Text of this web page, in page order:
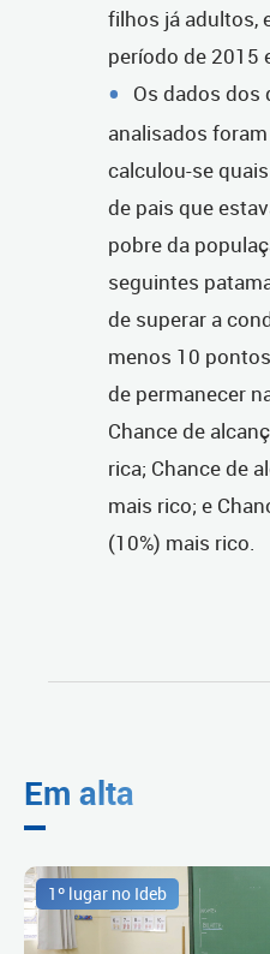
filhos já adultos,
período de 2015
Os dados dos
analisados
calculou-se
de pais que
pobre da
seguintes
de superar a
menos 10
de permanecer
Chance de
rica; Chance de
mais rico; e
(10%) mais rico.
Em alta
1º lugar no Ideb